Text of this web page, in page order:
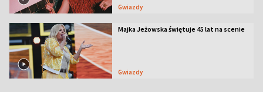
Gwiazdy
Majka Jeżowska świętuje 45 lat na scenie
Gwiazdy